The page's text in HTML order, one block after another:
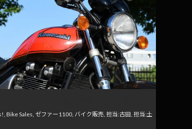
,Bike Sales ゼファー1100 バイク販売 ,担当:古田 ,担当:土